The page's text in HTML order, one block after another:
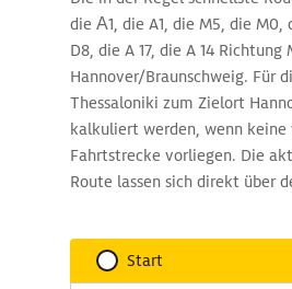
die Α1, die A1, die M5, die M0,
D8, die A 17, die A 14
Hannover/Braunschweig. Für
Thessaloniki zum Zielort
kalkuliert werden, wenn
Fahrtstrecke vorliegen. Die
Route lassen sich direkt über
Start